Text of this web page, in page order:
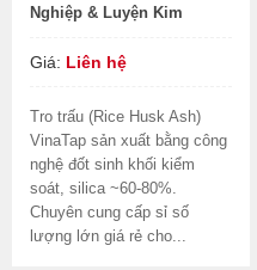
Nghiệp & Luyện Kim
Giá: Liên hệ
Tro trấu (Rice Husk Ash)
VinaTap sản xuất bằng công
nghệ đốt sinh khối kiểm
soát, silica ~60-80%.
Chuyên cung cấp sỉ số
lượng lớn giá rẻ cho...